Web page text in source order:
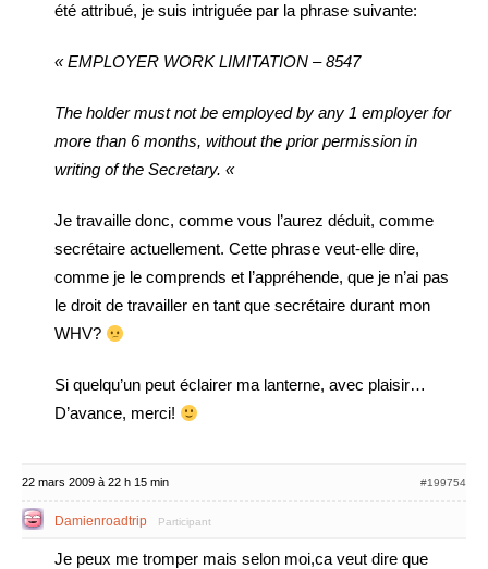
été attribué, je suis intriguée par la phrase suivante:
« EMPLOYER WORK LIMITATION – 8547
The holder must not be employed by any 1 employer for
more than 6 months, without the prior permission in
writing of the Secretary. «
Je travaille donc, comme vous l’aurez déduit, comme
secrétaire actuellement. Cette phrase veut-elle dire,
comme je le comprends et l’appréhende, que je n’ai pas
le droit de travailler en tant que secrétaire durant mon
WHV?
Si quelqu’un peut éclairer ma lanterne, avec plaisir…
D’avance, merci!
22 mars 2009 à 22 h 15 min #199754
Damienroadtrip Participant
Je peux me tromper mais selon moi,ca veut dire que